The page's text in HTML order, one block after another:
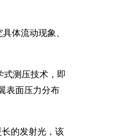
体流动现象、
测压技术，即
表面压力分布
的发射光，该